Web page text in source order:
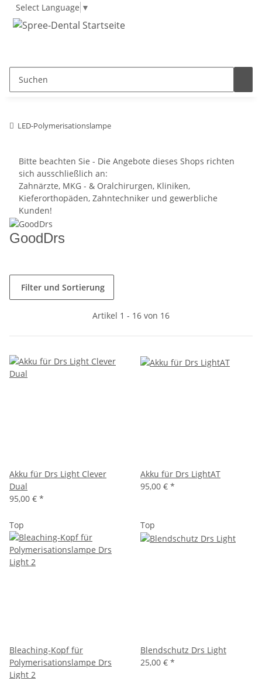
Select Language ▼
LED-Polymerisationslampe
Bitte beachten Sie - Die Angebote dieses Shops richten
sich ausschließlich an:
Zahnärzte, MKG - & Oralchirurgen, Kliniken,
Kieferorthopäden, Zahntechniker und gewerbliche
Kunden!
GoodDrs
Filter und Sortierung
Artikel 1 - 16 von 16
Akku für Drs Light Clever
Dual
95,00 € *
Akku für Drs LightAT
95,00 € *
Top
Bleaching-Kopf für
Polymerisationslampe Drs
Light 2
Top
Blendschutz Drs Light
25,00 € *